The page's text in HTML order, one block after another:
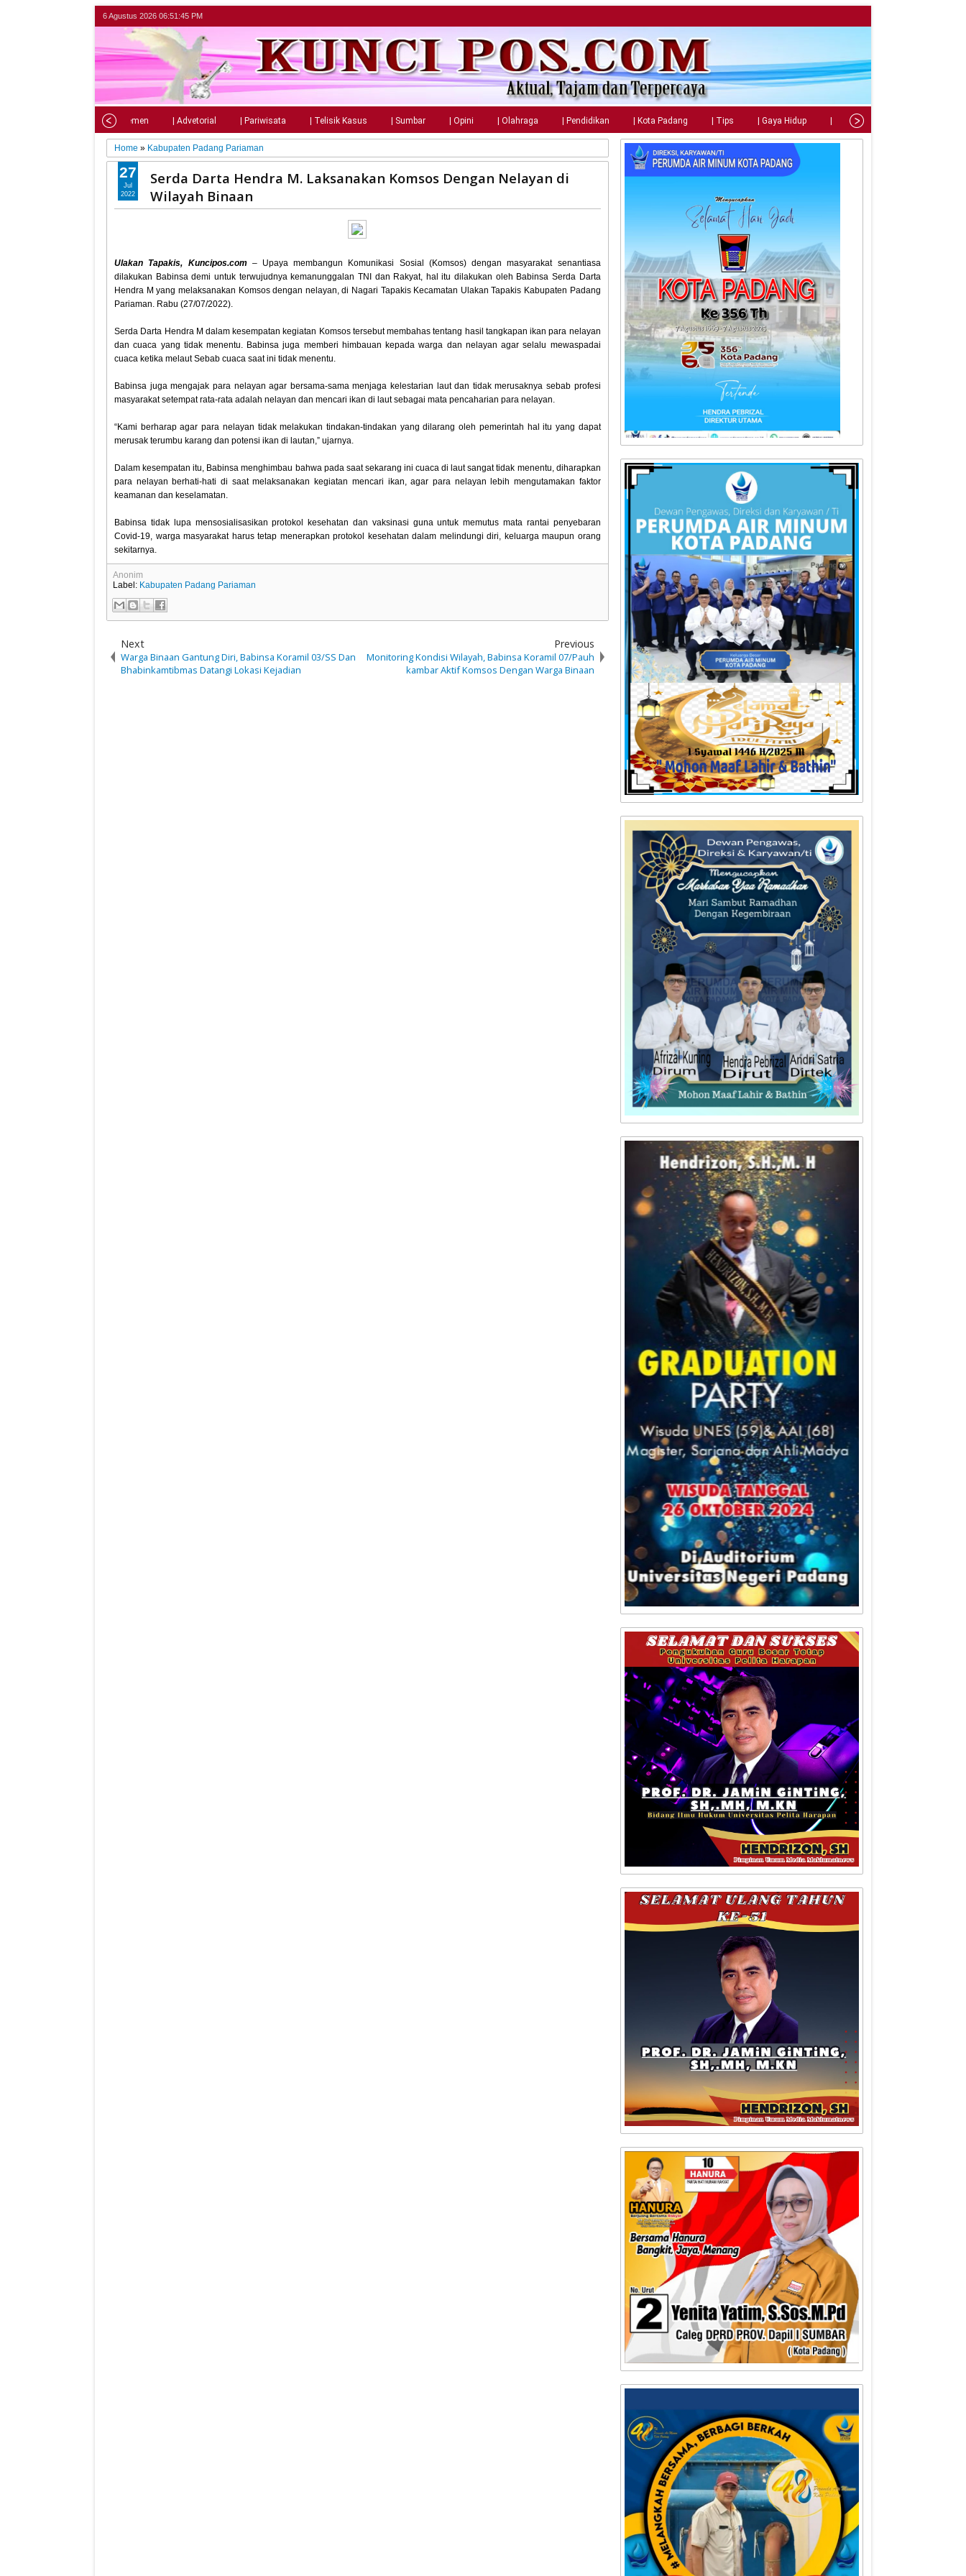
6 Agustus 2026 06:51:46 PM
| Parlemen | Advetorial | Pariwisata | Telisik Kasus | Sumbar | Opini | Olahraga | Pendidikan | Kota Padang | Tips | Gaya Hidup | Teknologi
Home » Kabupaten Padang Pariaman
Serda Darta Hendra M. Laksanakan Komsos Dengan Nelayan di
Wilayah Binaan
Ulakan Tapakis, Kuncipos.com– Upaya membangun Komunikasi Sosial (Komsos) dengan masyarakat senantiasa
dilakukan Babinsa demi untuk terwujudnya kemanunggalan TNI dan Rakyat, hal itu dilakukan oleh Babinsa Serda Darta
Hendra M yang melaksanakan Komsos dengan nelayan, di Nagari Tapakis Kecamatan Ulakan Tapakis Kabupaten Padang
Pariaman. Rabu (27/07/2022).
Serda Darta Hendra M dalam kesempatan kegiatan Komsos tersebut membahas tentang hasil tangkapan ikan para nelayan
dan cuaca yang tidak menentu. Babinsa juga memberi himbauan kepada warga dan nelayan agar selalu mewaspadai
cuaca ketika melaut Sebab cuaca saat ini tidak menentu.
Babinsa juga mengajak para nelayan agar bersama-sama menjaga kelestarian laut dan tidak merusaknya sebab profesi
masyarakat setempat rata-rata adalah nelayan dan mencari ikan di laut sebagai mata pencaharian para nelayan.
“Kami berharap agar para nelayan tidak melakukan tindakan-tindakan yang dilarang oleh pemerintah hal itu yang dapat
merusak terumbu karang dan potensi ikan di lautan,” ujarnya.
Dalam kesempatan itu, Babinsa menghimbau bahwa pada saat sekarang ini cuaca di laut sangat tidak menentu, diharapkan
para nelayan berhati-hati di saat melaksanakan kegiatan mencari ikan, agar para nelayan lebih mengutamakan faktor
keamanan dan keselamatan.
Babinsa tidak lupa mensosialisasikan protokol kesehatan dan vaksinasi guna untuk memutus mata rantai penyebaran
Covid-19, warga masyarakat harus tetap menerapkan protokol kesehatan dalam melindungi diri, keluarga maupun orang
sekitarnya.
27
Jul
2022
Anonim
Label: Kabupaten Padang Pariaman
Next
Warga Binaan Gantung Diri, Babinsa Koramil 03/SS Dan
Bhabinkamtibmas Datangi Lokasi Kejadian
Previous
Monitoring Kondisi Wilayah, Babinsa Koramil 07/Pauh
kambar Aktif Komsos Dengan Warga Binaan